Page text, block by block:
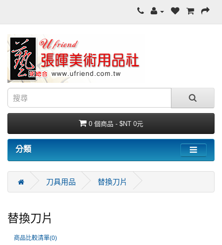
0 個商品 - $NT 0元
分類
刀具用品 替換刀片
替換刀片
商品比較清單(0)